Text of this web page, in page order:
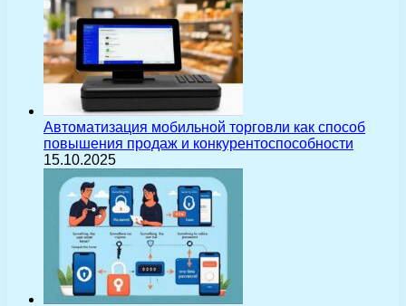
Автоматизация мобильной торговли как способ
повышения продаж и конкурентоспособности
15.10.2025